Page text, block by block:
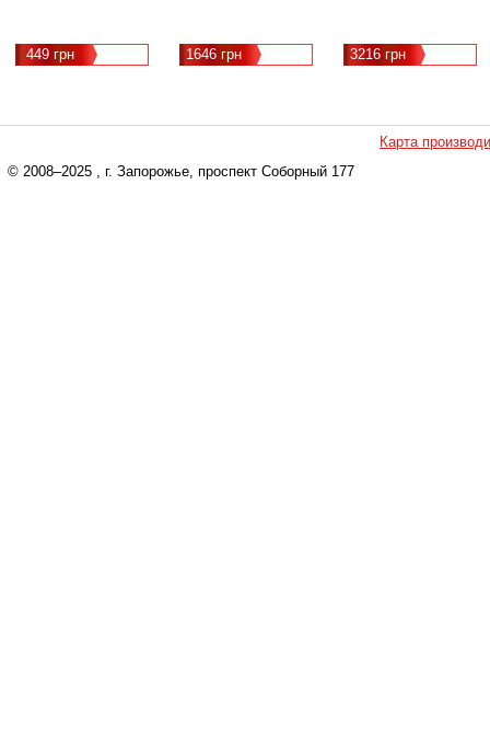
449 грн 1646 грн 3216 грн
Карта
© 2008–2025 , г. Запорожье, проспект Соборный 177